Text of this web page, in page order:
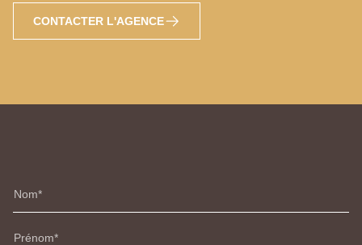
CONTACTER L'AGENCE
Nom
Prénom